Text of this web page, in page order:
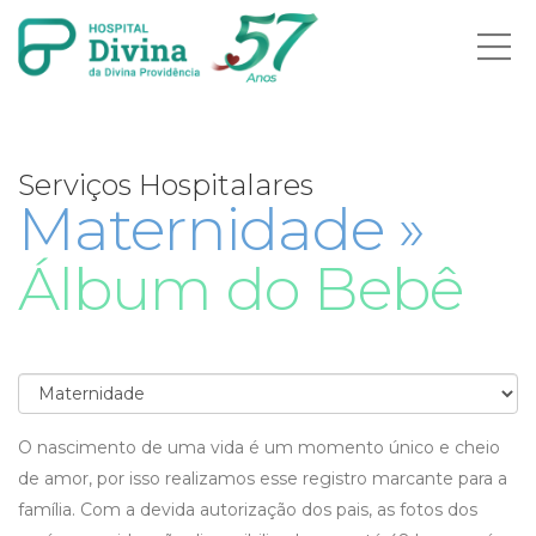
Serviços Hospitalares
Maternidade »
Álbum do Bebê
O nascimento de uma vida é um momento único e cheio
de amor, por isso realizamos esse registro marcante para a
família. Com a devida autorização dos pais, as fotos dos